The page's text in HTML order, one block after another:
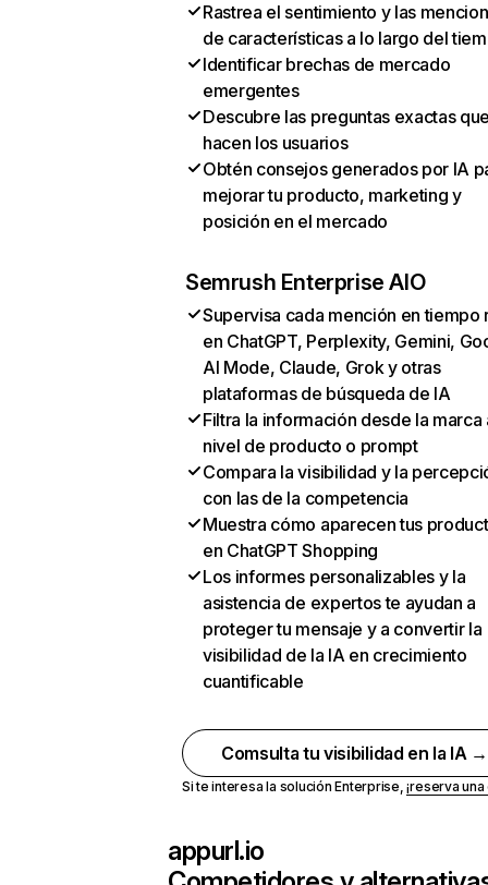
Rastrea el sentimiento y las
de características a lo largo del
Identificar brechas de mercado
emergentes
Descubre las preguntas exactas
hacen los usuarios
Obtén consejos generados por IA
mejorar tu producto, marketing y
posición en el mercado
Semrush Enterprise AIO
Supervisa cada mención en tiempo
en ChatGPT, Perplexity, Gemini,
AI Mode, Claude, Grok y otras
plataformas de búsqueda de IA
Filtra la información desde la marca
nivel de producto o prompt
Compara la visibilidad y la
con las de la competencia
Muestra cómo aparecen tus
en ChatGPT Shopping
Los informes personalizables y la
asistencia de expertos te ayudan a
proteger tu mensaje y a convertir la
visibilidad de la IA en crecimiento
cuantificable
Comsulta tu visibilidad en la IA →
Si te interesa la solución Enterprise,¡reserva
appurl.io